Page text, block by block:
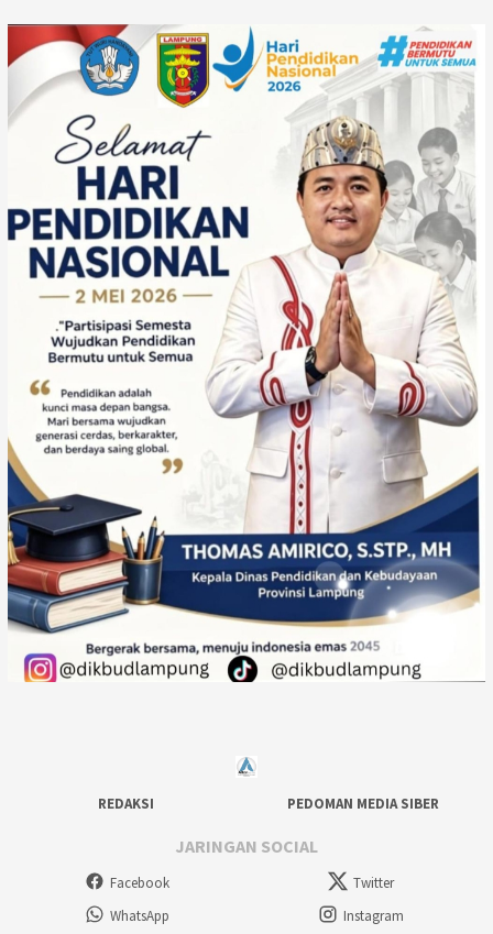
REDAKSI PEDOMAN MEDIA SIBER
JARINGAN SOCIAL
Facebook
Twitter
WhatsApp
Instagram